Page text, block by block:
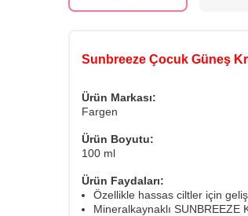
Sunbreeze Çocuk Güneş
Ürün Markası:
Fargen
Ürün Boyutu:
100 ml
Ürün Faydaları:
Özellikle hassas ciltler için
Mineralkaynaklı